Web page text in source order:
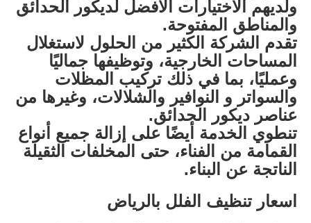
ولديهم الاختيارات الأفضل لديكور الحدائق
والمناطق المفتوحة.
تقدم الشركة الكثير من الحلول لاستغلال
المساحات الخارجية، وتوظيفها جماليًا
وعمليًا، بما في ذلك تركيب المظلات
والسواتر و النوافير والشلالات، وغيرها من
عناصر ديكور الحدائق.
تنطوي الخدمة أيضًا على إزالة جميع أنواع
القمامة من الفناء، حتى المخلفات الثقيلة
الناتجة عن البناء.
اسعار تنظيف الفلل بالرياض